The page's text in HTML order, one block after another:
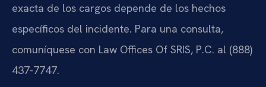
exacta de los cargos depende de los hechos
específicos del incidente. Para una consulta,
comuníquese con Law Offices Of SRIS, P.C. al (888)
437-7747.